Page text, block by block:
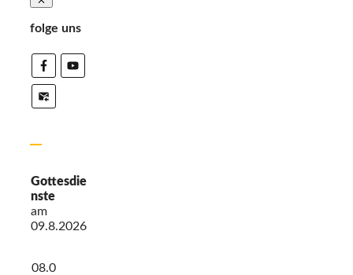
folge uns
Gottesdie
nste
am
09.8.2026
08.0